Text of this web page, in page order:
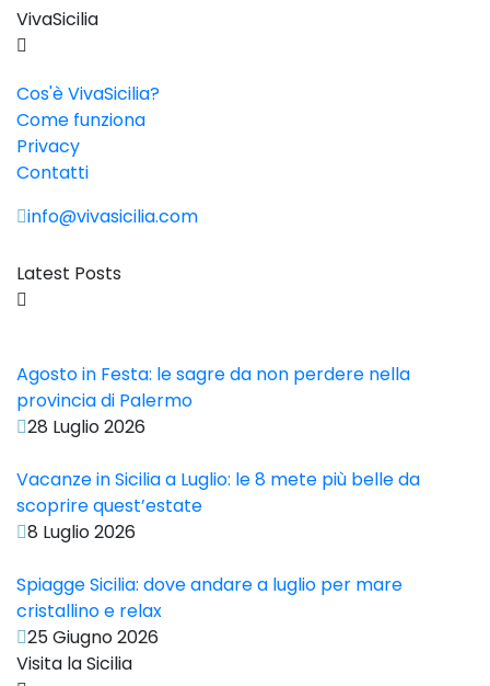
VivaSicilia
Cos'è VivaSicilia?
Come funziona
Privacy
Contatti
info@vivasicilia.com
Latest Posts
Agosto in Festa: le sagre da non perdere nella
provincia di Palermo
28 Luglio 2026
Vacanze in Sicilia a Luglio: le 8 mete più belle da
scoprire quest’estate
8 Luglio 2026
Spiagge Sicilia: dove andare a luglio per mare
cristallino e relax
25 Giugno 2026
Visita la Sicilia